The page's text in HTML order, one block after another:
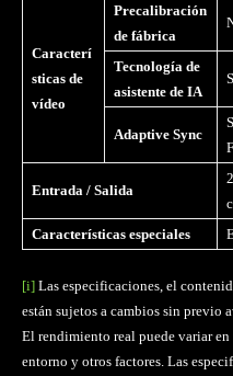
Caracterí
sticas de
vídeo
Precalibración
de fábrica
Tecnología de
asistente de IA
Adaptive Sync
Entrada / Salida
Características especiales
[i] Las especificaciones, el
están sujetos a cambios sin previo
El rendimiento real puede variar
entorno y otros factores. Las